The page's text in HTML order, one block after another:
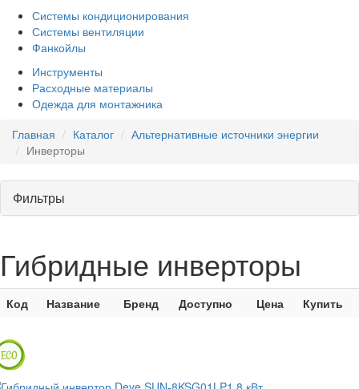
Системы кондиционирования
Системы вентиляции
Фанкойлы
Инструменты
Расходные материалы
Одежда для монтажника
Главная
Каталог
Альтернативные источники энергии
Инверторы
Фильтры
Гибридные инверторы
Код Название Бренд Доступно Цена Купить